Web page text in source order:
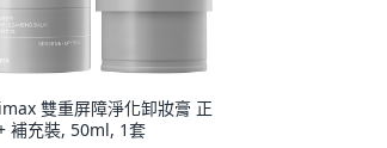
雙重屏障淨化卸妝膏 正
補充裝, 50ml, 1套